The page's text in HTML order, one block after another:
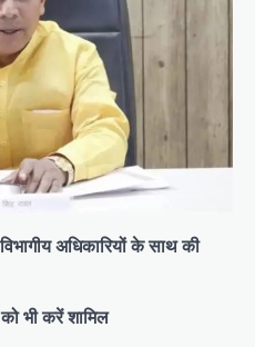
अधिकारियों के साथ की
भी करें शामिल